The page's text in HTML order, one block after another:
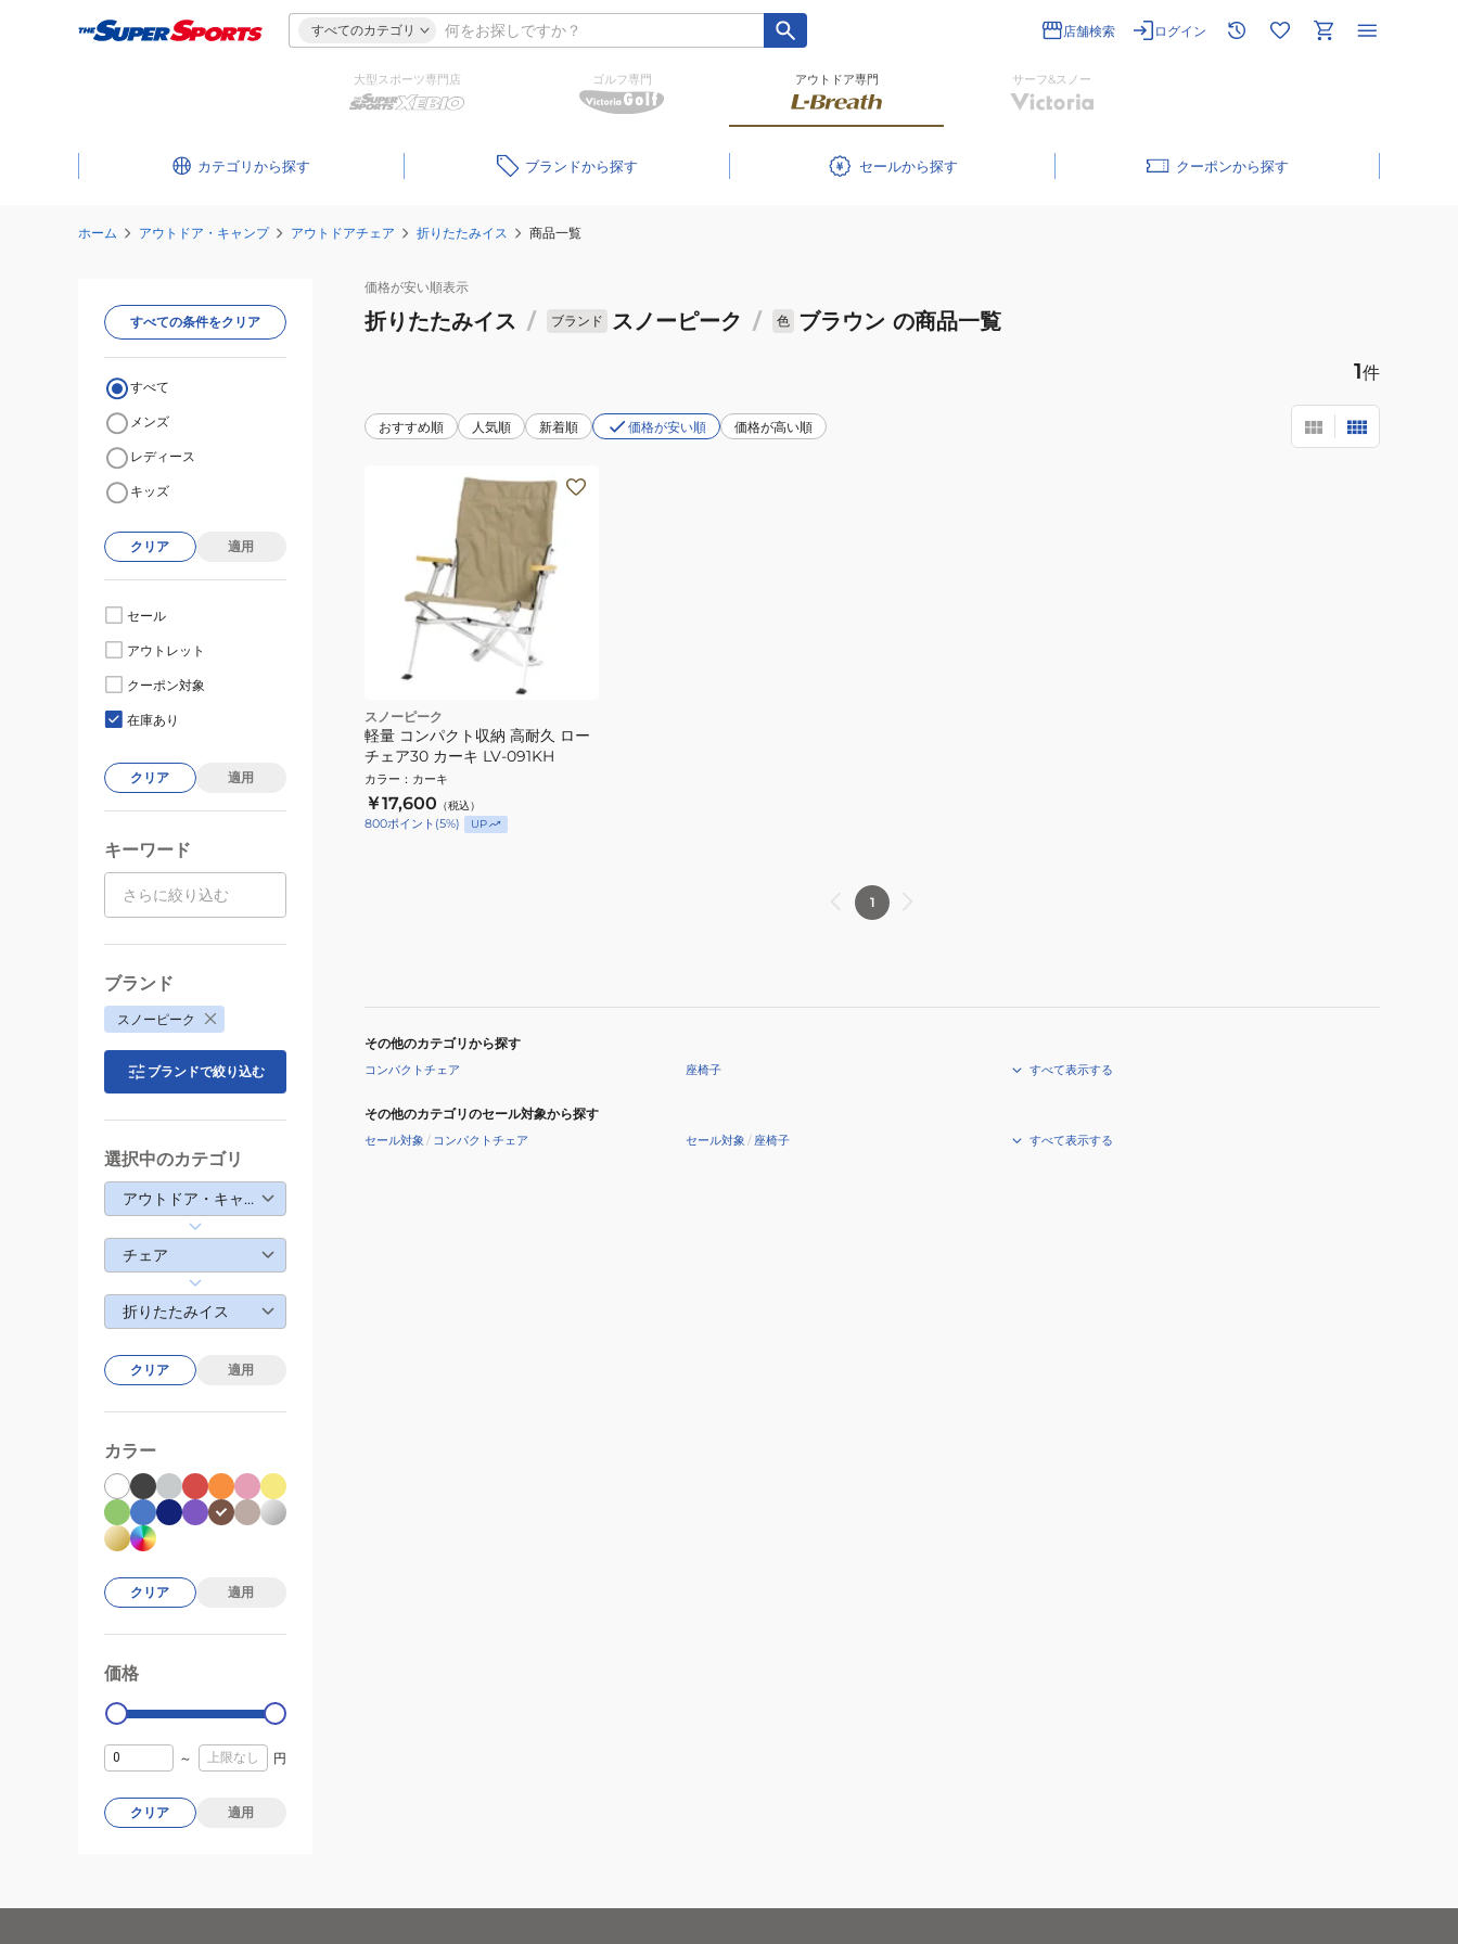
すべてのカテゴリ 店舗検索 ログイン
大型スポーツ専門店 ゴルフ専門 アウトドア専門 サーフ&スノー
カテゴリ ブランド セール クーポン
ホーム アウトドア・キャンプ アウトドアチェア 折りたたみイス 商品一覧
価格が安い順表示
折りたたみイス / ブランド スノーピーク / 色 ブラウン の商品一覧
1件
おすすめ順 人気順 新着順 価格が安い順 価格が高い順
スノーピーク
軽量 コンパクト収納 高耐久 ロー
チェア30 カーキ LV-091KH
カラー ： カーキ
￥17,600 （税込）
800ポイント (5%) UP
1
その他のカテゴリから探す
コンパクトチェア 座椅子 すべて表示する
その他のカテゴリのセール対象から探す
セール対象 / コンパクトチェア セール対象 / 座椅子 すべて表示する
すべての条件をクリア
すべて
メンズ
レディース
キッズ
クリア 適用
セール
アウトレット
クーポン対象
在庫あり
クリア 適用
キーワード
ブランド
スノーピーク
ブランドで絞り込む
選択中のカテゴリ
アウトドア・キャンプ
チェア
折りたたみイス
クリア 適用
カラー
クリア 適用
価格
0
～ 円
クリア 適用